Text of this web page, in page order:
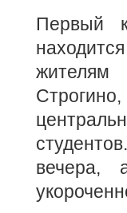
Первый
вечера,